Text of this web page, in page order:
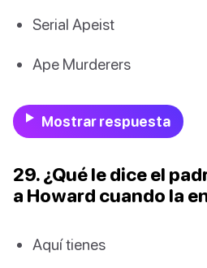
Serial Apeist
Ape Murderers
Mostrar respuesta
29. ¿Qué le dice el
a Howard cuando la
Aquí tienes